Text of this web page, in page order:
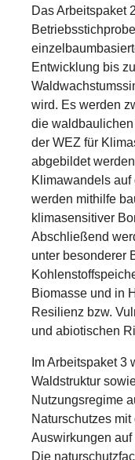
Das Arbeitspaket
Entwicklung bis
wird. Es werden
die
der WEZ für
abgebildet
Klimawandels
werden mithilfe
klimasensitiver
Abschließend
unter besonderer
Biomasse und in
Resilienz bzw.
und abiotischen
Im Arbeitspaket
Waldstruktur
Nutzungsregime
Naturschutzes
Auswirkungen
Die